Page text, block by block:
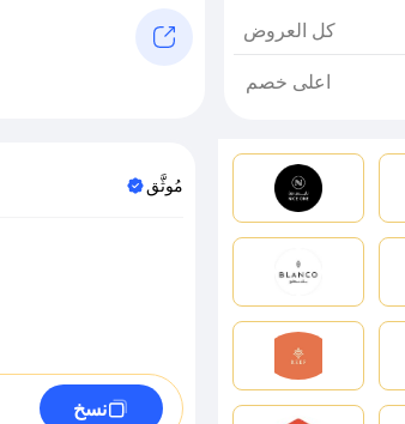
كل العروض
اعلى خصم
مُوثَّق
نسخ